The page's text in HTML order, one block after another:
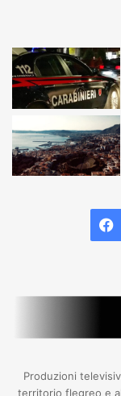
Produzioni
territorio flegreo e